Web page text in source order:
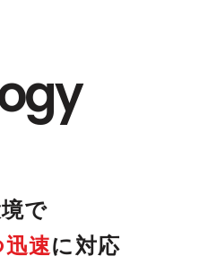
で
速に対応